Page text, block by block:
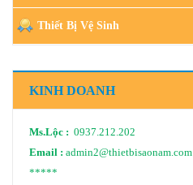
Thiết Bị Vệ Sinh
KINH DOANH
Ms.Lộc : 0937.212.202
Email : admin2@thietbisaonam.com
*****